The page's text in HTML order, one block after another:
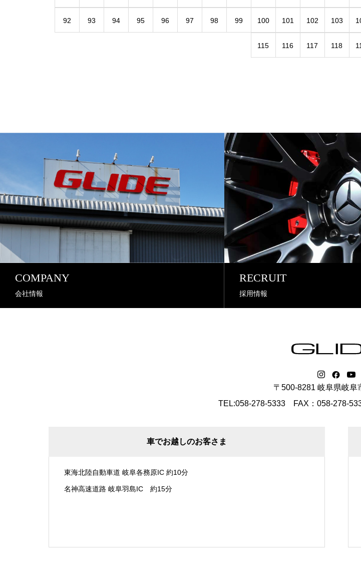
92 93 94 95 96 97 98 99 100 101 102 103
115 116 117 118
COMPANY
会社情報
RECRUIT
採用情報
〒500-8281 岐阜県岐阜
TEL:058-278-5333 FAX：058-278-
車でお越しのお客さま
東海北陸自動車道 岐阜各務原IC 約10分
名神高速道路 岐阜羽島IC 約15分